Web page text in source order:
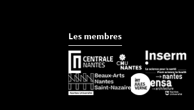
et recherche
Les membres